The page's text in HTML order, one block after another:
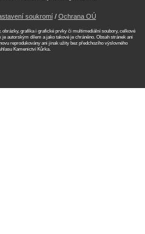
soukromí/ Ochrana OÚ
obrázky, grafika i grafické prvky či multimediální soubory, celkové
autorským dílem a jako takové je chráněno. Obsah stránek ani
reprodukovány ani jinak užity bez předchozího výslovného
Kamenictví Kůrka.